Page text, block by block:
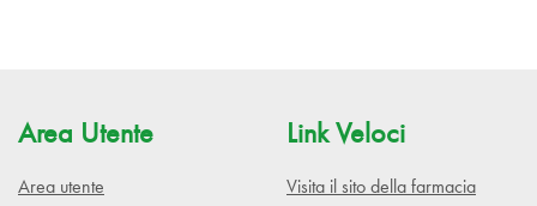
Area Utente
Area utente
Link Veloci
Visita il sito della farmacia